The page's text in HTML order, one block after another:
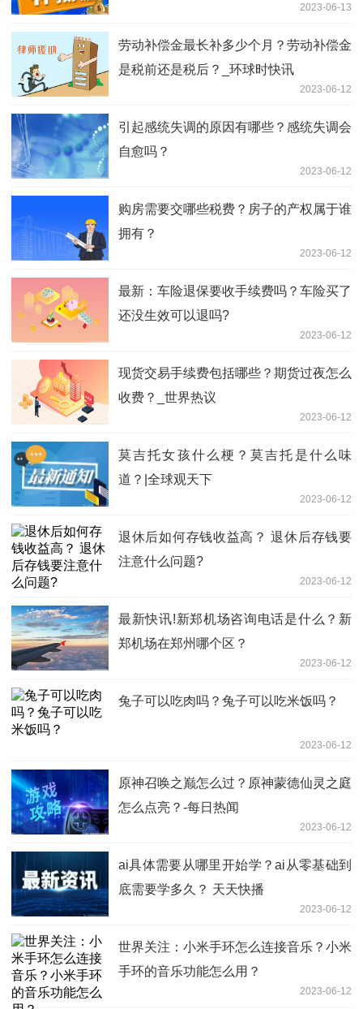
2023-06-13
劳动补偿金最长补多少个月？劳动补偿金
是税前还是税后？_环球时快讯
2023-06-12
引起感统失调的原因有哪些？感统失调会
自愈吗？
2023-06-12
购房需要交哪些税费？房子的产权属于谁
拥有？
2023-06-12
最新：车险退保要收手续费吗？车险买了
还没生效可以退吗?
2023-06-12
现货交易手续费包括哪些？期货过夜怎么
收费？_世界热议
2023-06-12
莫吉托女孩什么梗？莫吉托是什么味
道？|全球观天下
2023-06-12
退休后如何存钱收益高？ 退休后存钱要
注意什么问题?
2023-06-12
最新快讯!新郑机场咨询电话是什么？新
郑机场在郑州哪个区？
2023-06-12
兔子可以吃肉吗？兔子可以吃米饭吗？
2023-06-12
原神召唤之巅怎么过？原神蒙德仙灵之庭
怎么点亮？-每日热闻
2023-06-12
ai具体需要从哪里开始学？ai从零基础到
底需要学多久？ 天天快播
2023-06-12
世界关注：小米手环怎么连接音乐？小米
手环的音乐功能怎么用？
2023-06-12